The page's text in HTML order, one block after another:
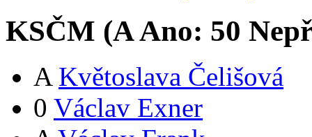
KSČM (AAno: 50
A Květoslava Čelišová
0 Václav Exner